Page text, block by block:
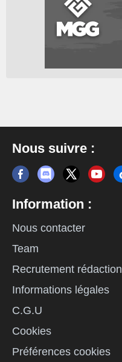
Nous suivre :
Information :
Nous contacter
Team
Recrutement rédaction
Informations légales
C.G.U
Cookies
Préférences cookies